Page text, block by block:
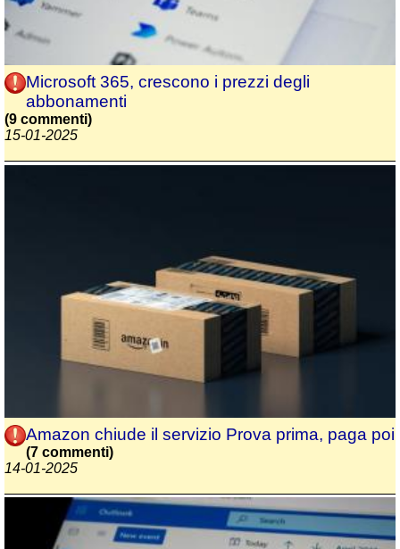
Microsoft 365, crescono i prezzi degli
abbonamenti
(9 commenti)
15-01-2025
Amazon chiude il servizio Prova prima, paga poi
(7 commenti)
14-01-2025